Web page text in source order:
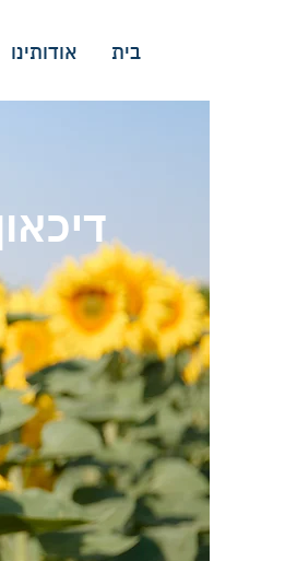
בית אודותינו